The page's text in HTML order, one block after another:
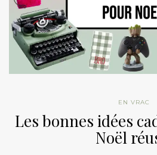
EN VRAC
Les bonnes idées
Noël